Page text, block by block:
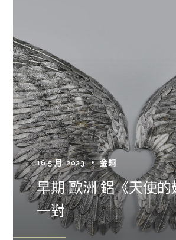
16 5 月, 2023 金銅
早期 歐洲 鋁《天使的
一對